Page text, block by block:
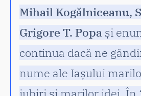
Mihail Kogălniceanu,
Grigore T. Popa și
continua dacă ne
nume ale Iașului